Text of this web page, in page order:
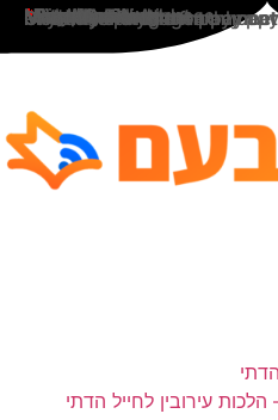
עירובין לחייל הדתי
*First Name
*Last Name
*Identity Card
*Telephone
*Email
*City
*Residential Address
Note / Dedication
*Payment Amount
*Enter Amount
Monthly Billing
One-time payment
Unlimited fixed monthly
Payments with a frame
Monthly installment
Monthly mortgage